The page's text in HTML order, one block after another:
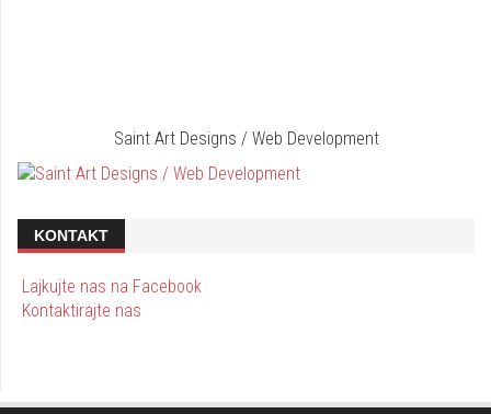
Saint Art Designs / Web Development
KONTAKT
Lajkujte nas na Facebook
Kontaktirajte nas